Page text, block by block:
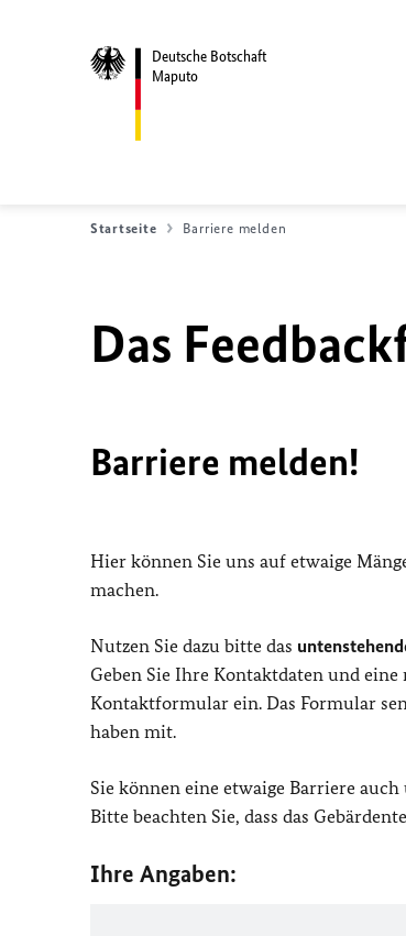
Deutsche Botschaft
Maputo
Startseite Barriere melden
Das
Barriere melden!
Hier können Sie uns auf etwaige
machen.
Nutzen Sie dazu bitte das
Geben Sie Ihre Kontaktdaten und
Kontaktformular ein. Das Formular
haben mit.
Sie können eine etwaige Barriere
Bitte beachten Sie, dass das
Ihre Angaben: